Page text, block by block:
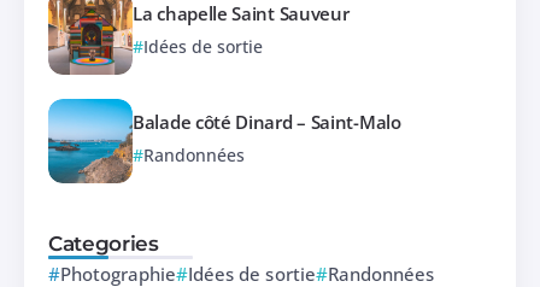
La chapelle Saint Sauveur
Idées de sortie
Balade côté Dinard – Saint-Malo
Randonnées
Categories
Photographie Idées de sortie Randonnées